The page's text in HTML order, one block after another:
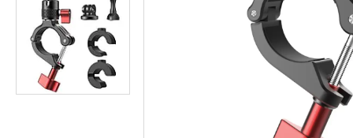
відбивачів
Поворотні столики
Все для предметної зйомки
Лайтбокси, фотобокси
Кільцеві лампи, товари для